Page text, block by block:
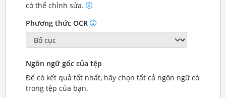
có thể chỉnh sửa.
Phương thức OCR
Ngôn ngữ gốc của tệp
Để có kết quả tốt nhất, hãy chọn tất cả ngôn ngữ có
trong tệp của bạn.